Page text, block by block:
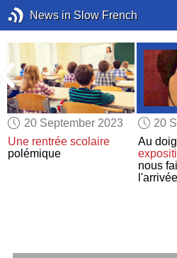
News in Slow French
20 September 2023
Une rentrée scolaire
polémique
20
Au
nous